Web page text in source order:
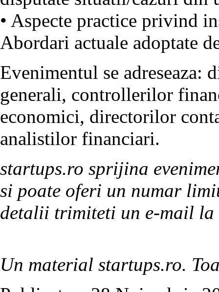
• Aspecte practice privind
Abordari actuale adoptate
Evenimentul se
generali, controllerilor
economici, directorilor
analistilor financiari.
startups.ro sprijina
si poate oferi un numar
detalii trimiteti un e-mail
Un material startups.ro.